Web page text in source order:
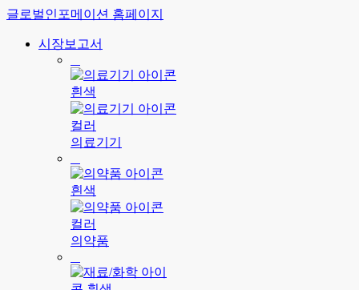
글로벌인포메이션 홈페이지
시장보고서
의료기기
의약품